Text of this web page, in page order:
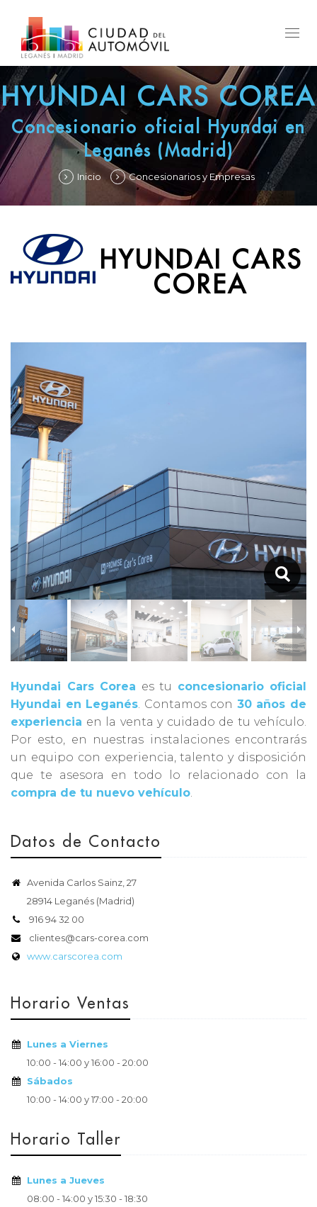
HYUNDAI CARS COREA
Concesionario oficial Hyundai en
Leganés (Madrid)
Inicio Concesionarios y Empresas
HYUNDAI CARS
COREA
Hyundai Cars Corea es tu concesionario oficial
Hyundai en Leganés. Contamos con 30 años de
experiencia en la venta y cuidado de tu vehículo.
Por esto, en nuestras instalaciones encontrarás
un equipo con experiencia, talento y disposición
que te asesora en todo lo relacionado con la
compra de tu nuevo vehículo.
Datos de Contacto
Avenida Carlos Sainz, 27
28914 Leganés (Madrid)
916 94 32 00
clientes@cars-corea.com
www.carscorea.com
Horario Ventas
Lunes a Viernes
10:00 - 14:00 y 16:00 - 20:00
Sábados
10:00 - 14:00 y 17:00 - 20:00
Horario Taller
Lunes a Jueves
08:00 - 14:00 y 15:30 - 18:30